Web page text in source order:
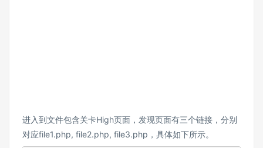
进入到文件包含关卡High页面，发现页面有三个链接，分别
对应file1.php, file2.php, file3.php，具体如下所示。